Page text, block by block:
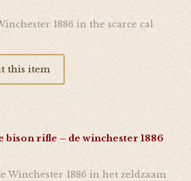
1886 in the scarce cal
this item
bison rifle – de winchester 1886
Winchester 1886 in het zeldzaam